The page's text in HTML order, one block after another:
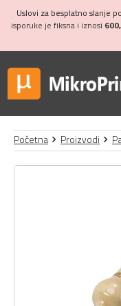
Uslovi za besplatno slanje
isporuke je fiksna i iznosi
Početna Proizvodi